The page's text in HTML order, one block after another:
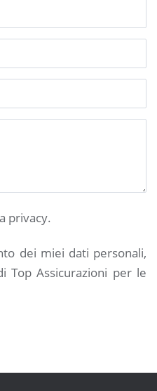
privacy.
dei miei dati personali,
Top Assicurazioni per le